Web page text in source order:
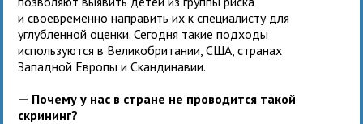
и своевременно направить их к специалисту для
углубленной оценки. Сегодня такие подходы
используются в Великобритании, США, странах
Западной Европы и Скандинавии.
— Почему у нас в стране не проводится такой
скрининг?